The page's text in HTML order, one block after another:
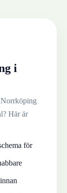
i
Norrköping
Här är
för